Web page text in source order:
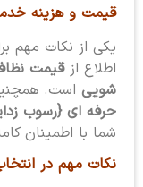
قیمت و هزینه
یکی از نکات مهم
اطلاع از قیمت
شوییاست.
حرفه ای {رسوب
شما با اطمینان
نکات مهم در